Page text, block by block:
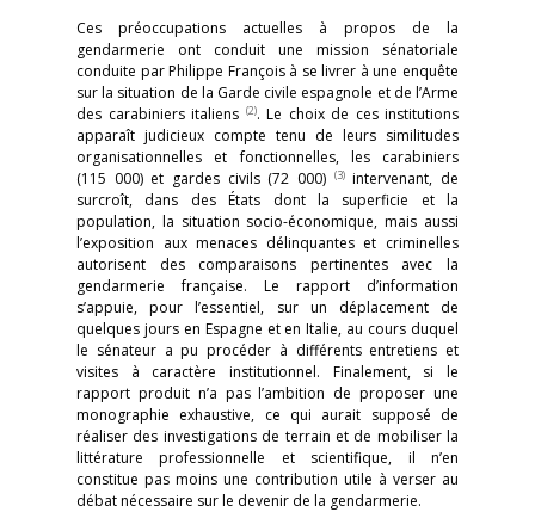
Ces préoccupations actuelles à propos de la
gendarmerie ont conduit une mission sénatoriale
conduite par Philippe François à se livrer à une enquête
sur la situation de la Garde civile espagnole et de l’Arme
des carabiniers italiens (2). Le choix de ces institutions
apparaît judicieux compte tenu de leurs similitudes
organisationnelles et fonctionnelles, les carabiniers
(115 000) et gardes civils (72 000) (3)intervenant, de
surcroît, dans des États dont la superficie et la
population, la situation socio-économique, mais aussi
l’exposition aux menaces délinquantes et criminelles
autorisent des comparaisons pertinentes avec la
gendarmerie française. Le rapport d’information
s’appuie, pour l’essentiel, sur un déplacement de
quelques jours en Espagne et en Italie, au cours duquel
le sénateur a pu procéder à différents entretiens et
visites à caractère institutionnel. Finalement, si le
rapport produit n’a pas l’ambition de proposer une
monographie exhaustive, ce qui aurait supposé de
réaliser des investigations de terrain et de mobiliser la
littérature professionnelle et scientifique, il n’en
constitue pas moins une contribution utile à verser au
débat nécessaire sur le devenir de la gendarmerie.